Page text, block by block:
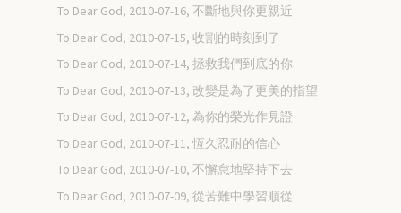
To Dear God, 2010-07-16, 不斷地與你更親近
To Dear God, 2010-07-15, 收割的時刻到了
To Dear God, 2010-07-14, 拯救我們到底的你
To Dear God, 2010-07-13, 改變是為了更美的指望
To Dear God, 2010-07-12, 為你的榮光作見證
To Dear God, 2010-07-11, 恆久忍耐的信心
To Dear God, 2010-07-10, 不懈怠地堅持下去
To Dear God, 2010-07-09, 從苦難中學習順從